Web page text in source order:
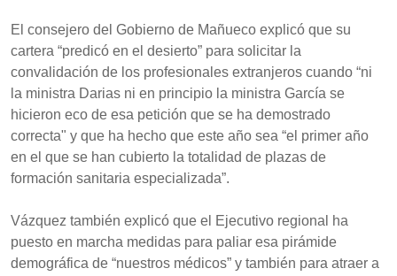
El consejero del Gobierno de Mañueco explicó que su
cartera “predicó en el desierto” para solicitar la
convalidación de los profesionales extranjeros cuando “ni
la ministra Darias ni en principio la ministra García se
hicieron eco de esa petición que se ha demostrado
correcta" y que ha hecho que este año sea “el primer año
en el que se han cubierto la totalidad de plazas de
formación sanitaria especializada”.
Vázquez también explicó que el Ejecutivo regional ha
puesto en marcha medidas para paliar esa pirámide
demográfica de “nuestros médicos” y también para atraer a